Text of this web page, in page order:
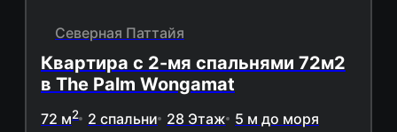
Северная Паттайя
Квартира с 2-мя спальнями 72м2
в The Palm Wongamat
72 м2 2 спальни 28 Этаж 5 м до моря